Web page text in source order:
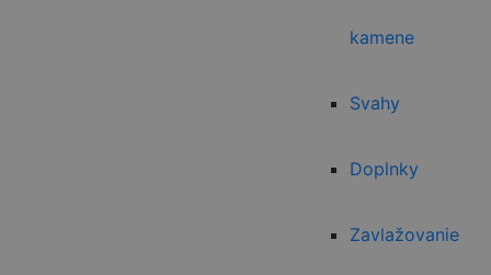
kamene
Svahy
Doplnky
Zavlažovanie